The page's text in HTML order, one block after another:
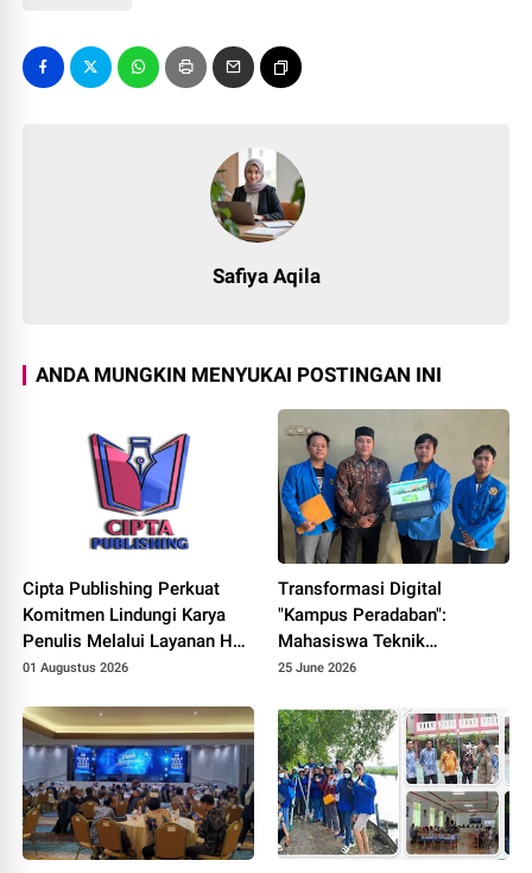
Safiya Aqila
ANDA MUNGKIN MENYUKAI POSTINGAN INI
Cipta Publishing Perkuat
Komitmen Lindungi Karya
Penulis Melalui Layanan Hak
Cipta
01 Augustus 2026
Transformasi Digital
"Kampus Peradaban":
Mahasiswa Teknik
Informatika UNPAM
Online Terintegrasi untuk
MAS Al-Hasaniyah
25 June 2026